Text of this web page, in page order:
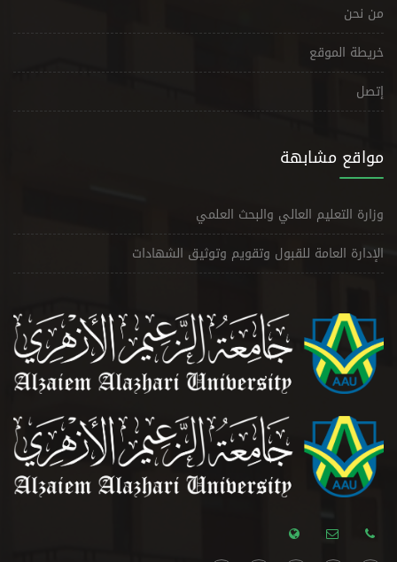
من نحن
خريطة الموقع
إتصل
مواقع مشابهة
وزارة التعليم العالي والبحث العلمي
الإدارة العامة للقبول وتقويم وتوثيق الشهادات